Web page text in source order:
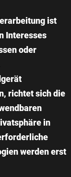
ist
Interesses
oder
richtet sich die
in
werden erst